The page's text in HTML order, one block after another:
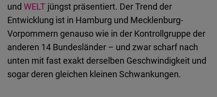
und WELT jüngst präsentiert. Der Trend der
Entwicklung ist in Hamburg und Mecklenburg-
Vorpommern genauso wie in der Kontrollgruppe der
anderen 14 Bundesländer – und zwar scharf nach
unten mit fast exakt derselben Geschwindigkeit und
sogar deren gleichen kleinen Schwankungen.